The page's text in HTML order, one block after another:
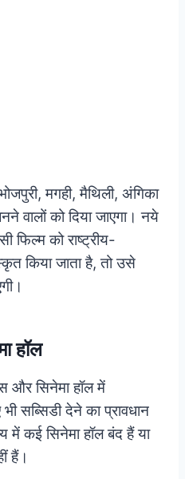
मगही, मैथिली, अंगिका
वालों को दिया जाएगा। नये
फिल्म को राष्ट्रीय-
किया जाता है, तो उसे
हॉल
और सिनेमा हॉल में
सब्सिडी देने का प्रावधान
में कई सिनेमा हॉल बंद हैं या
हैं।